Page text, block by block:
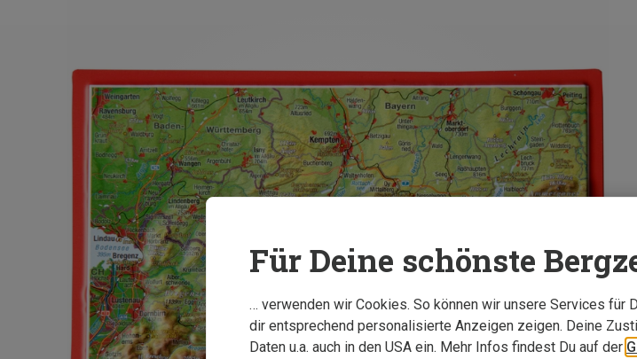
Für Deine schönste
… verwenden wir Cookies. So können wir unsere Services für
dir entsprechend personalisierte Anzeigen zeigen. Deine
Daten u.a. auch in den USA ein. Mehr Infos findest Du auf der